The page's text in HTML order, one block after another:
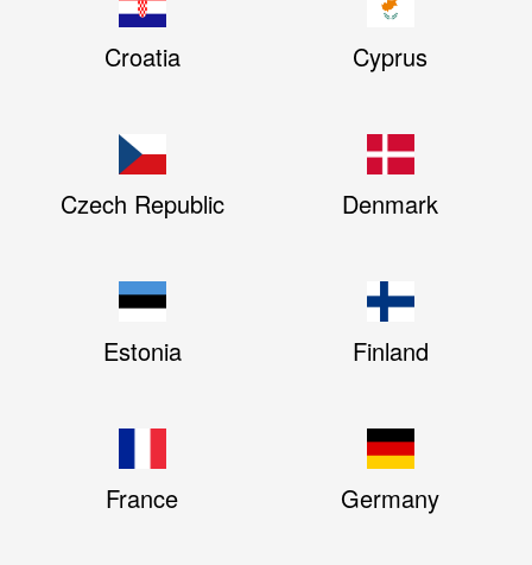
Croatia Cyprus
Czech Republic Denmark
Estonia Finland
France Germany